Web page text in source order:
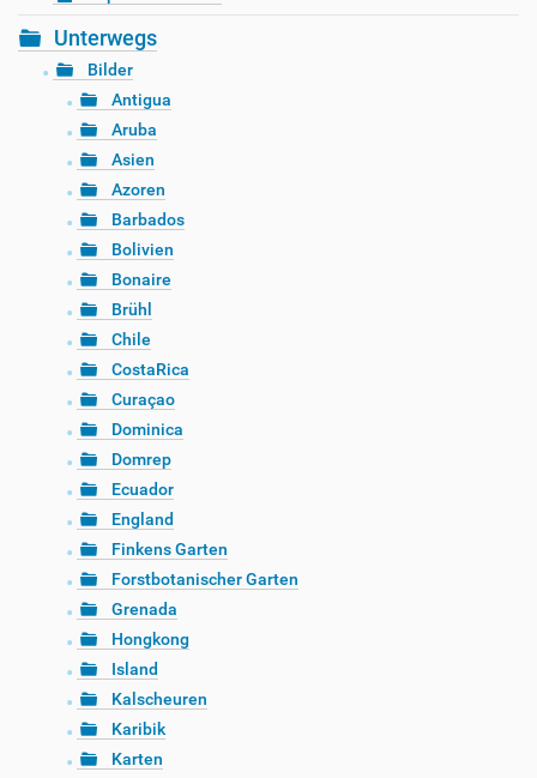
Unterwegs
Bilder
Antigua
Aruba
Asien
Azoren
Barbados
Bolivien
Bonaire
Brühl
Chile
CostaRica
Curaçao
Dominica
Domrep
Ecuador
England
Finkens Garten
Forstbotanischer Garten
Grenada
Hongkong
Island
Kalscheuren
Karibik
Karten